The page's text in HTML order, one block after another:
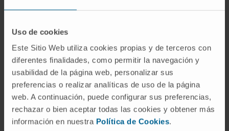
Uso de cookies
Este Sitio Web utiliza cookies propias y de terceros con
diferentes finalidades, como permitir la navegación y
usabilidad de la página web, personalizar sus
preferencias o realizar analíticas de uso de la página
web. A continuación, puede configurar sus preferencias,
rechazar o bien aceptar todas las cookies y obtener más
información en nuestra Política de Cookies.
Clínica Universidad de Navarra.
Experto en cirugía de rodilla y en Medicina del
Deporte, es también el responsable en el hospital
del servicio médico del Club Atlético Osasuna.
Colabora en ensayos de investigación relacionados
con la infección protésica, factores biológicos en la
práctica clínica o la cirugía ligamentosa de rodilla.
Se licenció en Medicina en la Universidad de Navarra